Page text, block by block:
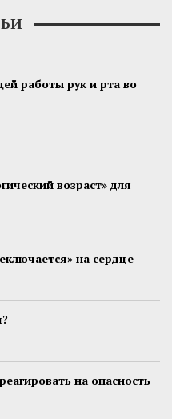
работы рук и рта во
возраст» для
на сердце
на опасность